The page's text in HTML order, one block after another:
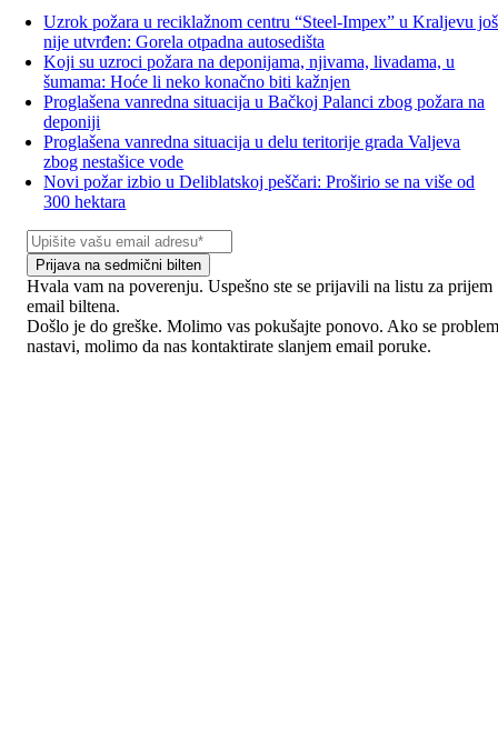
Uzrok požara u reciklažnom centru “Steel-Impex” u Kraljevu još
nije utvrđen: Gorela otpadna autosedišta
Koji su uzroci požara na deponijama, njivama, livadama, u
šumama: Hoće li neko konačno biti kažnjen
Proglašena vanredna situacija u Bačkoj Palanci zbog požara na
deponiji
Proglašena vanredna situacija u delu teritorije grada Valjeva
zbog nestašice vode
Novi požar izbio u Deliblatskoj peščari: Proširio se na više od
300 hektara
Prijava na sedmični bilten
Hvala vam na poverenju. Uspešno ste se prijavili na listu za prijem
email biltena.
Došlo je do greške. Molimo vas pokušajte ponovo. Ako se
nastavi, molimo da nas kontaktirate slanjem email poruke.